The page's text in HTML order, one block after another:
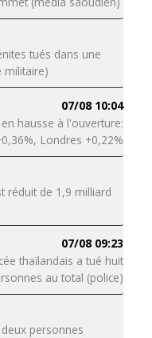
tués dans une
militaire)
07/08 10:04
hausse à l'ouverture:
Londres +0,22%
réduit de 1,9 milliard
07/08 09:23
thaïlandais a tué huit
au total (police)
personnes